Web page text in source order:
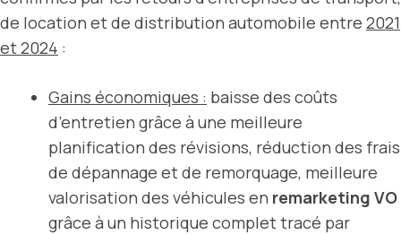
de location et de distribution automobile entre 2021
et 2024 :
Gains économiques : baisse des coûts
d’entretien grâce à une meilleure
planification des révisions, réduction des frais
de dépannage et de remorquage, meilleure
valorisation des véhicules en remarketing VO
grâce à un historique complet tracé par